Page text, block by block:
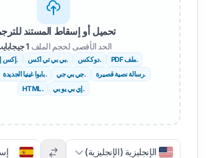
تحميل أو إسقاط المستند
الحد الأقصى لحجم الملف 1 جيجابايت
.ملف PDF .دوككس .بي بي تي اكس
.إكس إل إس إكس
.رسالة نصية قصيرة
.جي بي جي .بابوا غينيا الجديدة
.إي بي يو بي
.HTML
الإنجليزية (الإنجليزية)